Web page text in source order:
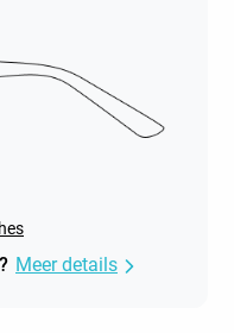
Meer details